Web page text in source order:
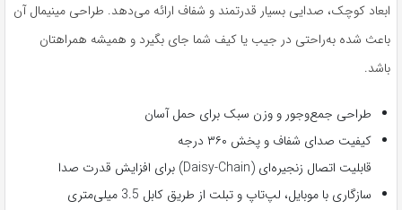
ابعاد کوچک، صدایی بسیار قدرتمند و شفاف ارائه می‌دهد. طراحی مینیمال آن
باعث شده به‌راحتی در جیب یا کیف شما جای بگیرد و همیشه همراهتان
باشد.
طراحی جمع‌وجور و وزن سبک برای حمل آسان
کیفیت صدای شفاف و پخش ۳۶۰ درجه
قابلیت اتصال زنجیره‌ای (Daisy-Chain) برای افزایش قدرت صدا
سازگاری با موبایل، لپ‌تاپ و تبلت از طریق کابل 3.5 میلی‌متری